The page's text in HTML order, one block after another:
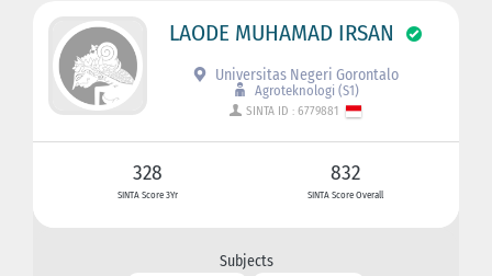
LAODE MUHAMAD IRSAN
Universitas Negeri Gorontalo
Agroteknologi (S1)
SINTA ID : 6779881
328
SINTA Score 3Yr
832
SINTA Score Overall
Subjects